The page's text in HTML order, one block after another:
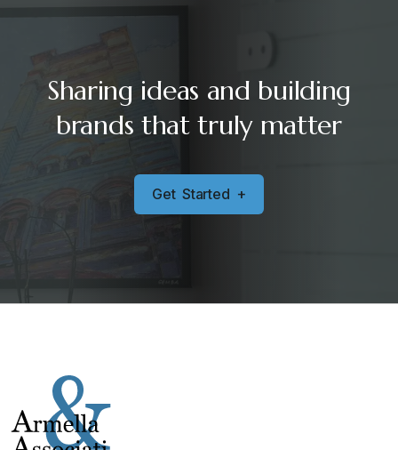
Sharing ideas and building
brands that truly matter
Get Started +